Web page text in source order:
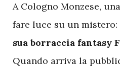
A Cologno Monzese,
fare luce su un mistero:
sua borraccia fantasy
Quando arriva la